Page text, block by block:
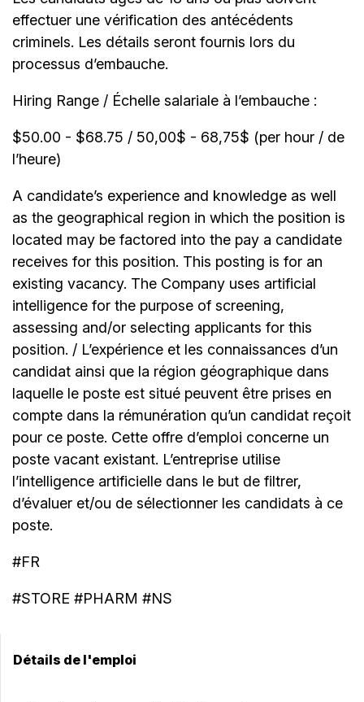
effectuer une vérification des antécédents
criminels. Les détails seront fournis lors du
processus d’embauche.
Hiring Range / Échelle salariale à l’embauche :
$50.00 - $68.75 / 50,00$ - 68,75$ (per hour / de
l’heure)
A candidate’s experience and knowledge as well
as the geographical region in which the position is
located may be factored into the pay a candidate
receives for this position. This posting is for an
existing vacancy. The Company uses artificial
intelligence for the purpose of screening,
assessing and/or selecting applicants for this
position. / L’expérience et les connaissances d’un
candidat ainsi que la région géographique dans
laquelle le poste est situé peuvent être prises en
compte dans la rémunération qu’un candidat reçoit
pour ce poste. Cette offre d’emploi concerne un
poste vacant existant. L’entreprise utilise
l’intelligence artificielle dans le but de filtrer,
d’évaluer et/ou de sélectionner les candidats à ce
poste.
#FR
#STORE #PHARM #NS
Détails de l'emploi